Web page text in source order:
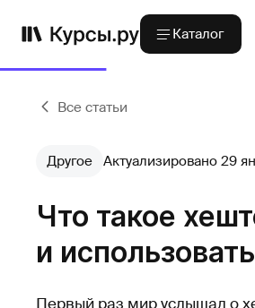
Каталог
Все статьи
Другое Актуализировано 29
Что такое
и использовать
Первый раз мир услышал о